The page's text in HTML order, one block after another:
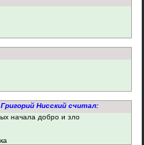
Нисский считал:
начала добро и зло